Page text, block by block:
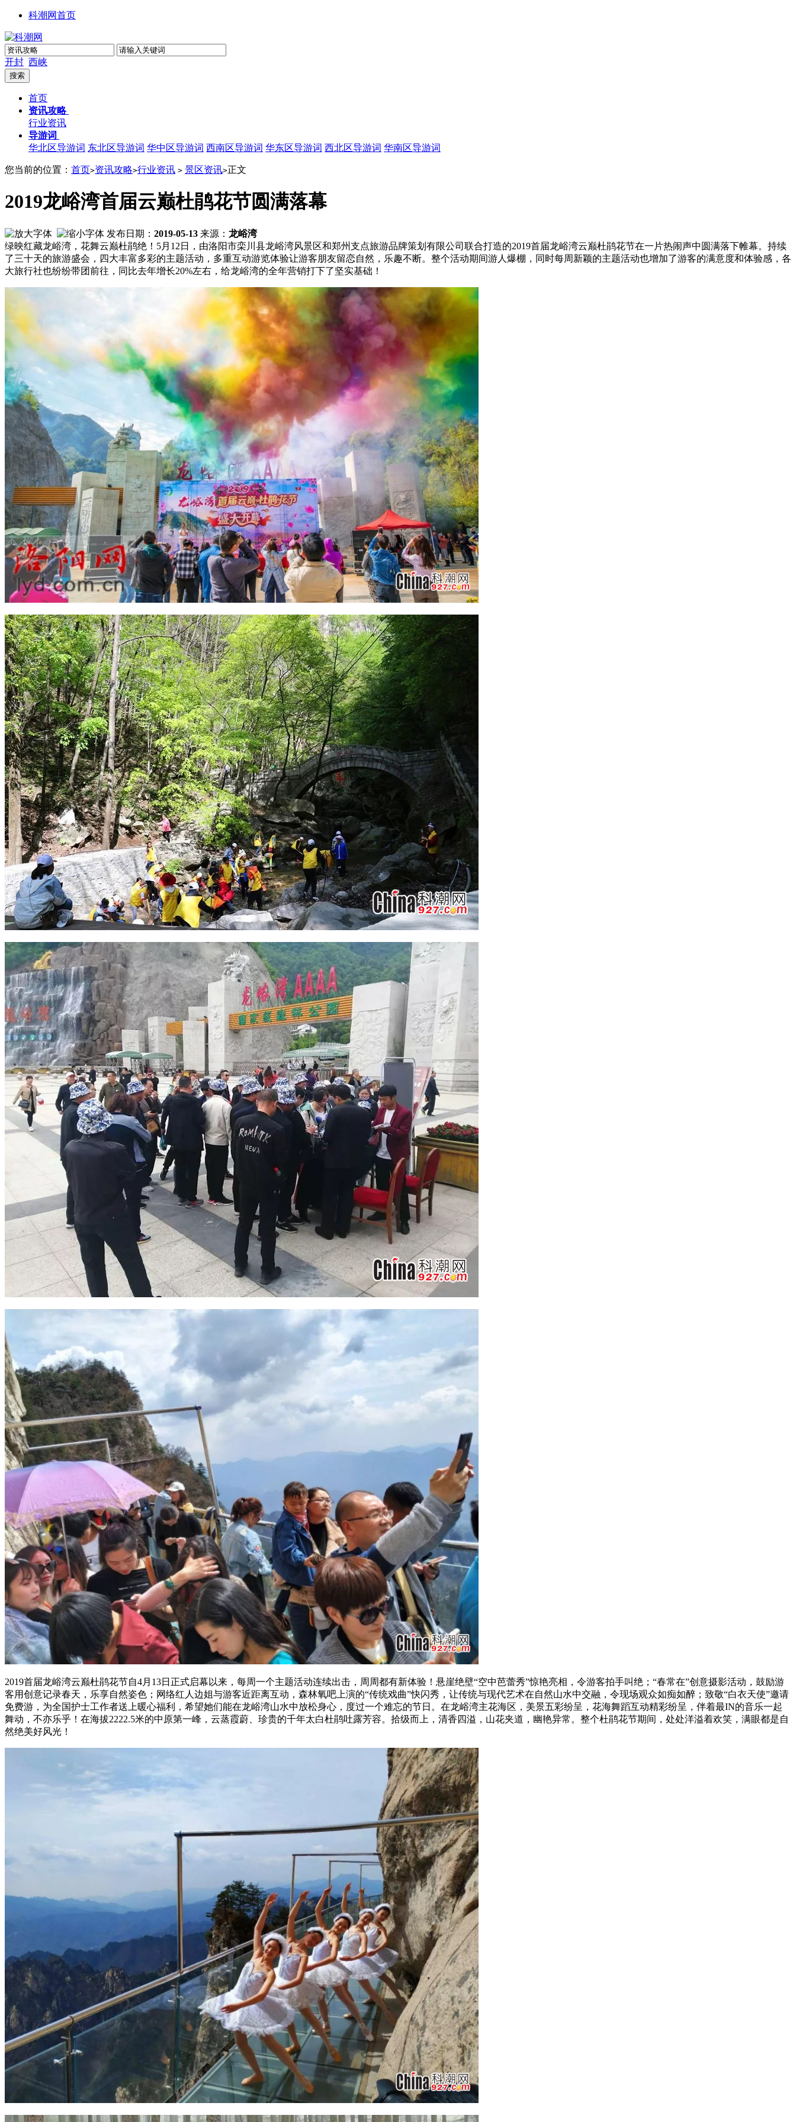
科潮网首页
开封 西峡
首页
资讯攻略
行业资讯
导游词
华北区导游词 东北区导游词 华中区导游词 西南区导游词 华东区导游词 西北区导游词 华南区导游词
您当前的位置： 首页>资讯攻略>行业资讯 > 景区资讯>正文
2019龙峪湾首届云巅杜鹃花节圆满落幕
发布日期： 2019-05-13 来源： 龙峪湾
绿映红藏龙峪湾，花舞云巅杜鹃绝！5月12日，由洛阳市栾川县龙峪湾风景区和郑州支点旅游品牌策划有限公司联合打造的2019首届龙峪湾云巅杜鹃花节在一片热闹声中圆满落下帷幕。持续
了三十天的旅游盛会，四大丰富多彩的主题活动，多重互动游览体验让游客朋友留恋自然，乐趣不断。整个活动期间游人爆棚，同时每周新颖的主题活动也增加了游客的满意度和体验感，各
大旅行社也纷纷带团前往，同比去年增长20%左右，给龙峪湾的全年营销打下了坚实基础！
2019首届龙峪湾云巅杜鹃花节自4月13日正式启幕以来，每周一个主题活动连续出击，周周都有新体验！悬崖绝壁“空中芭蕾秀”惊艳亮相，令游客拍手叫绝；“春常在”创意摄影活动，鼓励游
客用创意记录春天，乐享自然姿色；网络红人边姐与游客近距离互动，森林氧吧上演的“传统戏曲”快闪秀，让传统与现代艺术在自然山水中交融，令现场观众如痴如醉；致敬“白衣天使”邀请
免费游，为全国护士工作者送上暖心福利，希望她们能在龙峪湾山水中放松身心，度过一个难忘的节日。在龙峪湾主花海区，美景五彩纷呈，花海舞蹈互动精彩纷呈，伴着最IN的音乐一起
舞动，不亦乐乎！在海拔2222.5米的中原第一峰，云蒸霞蔚、珍贵的千年太白杜鹃吐露芳容。拾级而上，清香四溢，山花夹道，幽艳异常。整个杜鹃花节期间，处处洋溢着欢笑，满眼都是自
然绝美好风光！